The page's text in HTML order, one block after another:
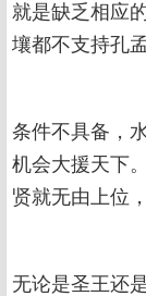
就是缺乏相应
壤都不支持孔
条件不具备，
机会大援天下
贤就无由上位
无论是圣王还